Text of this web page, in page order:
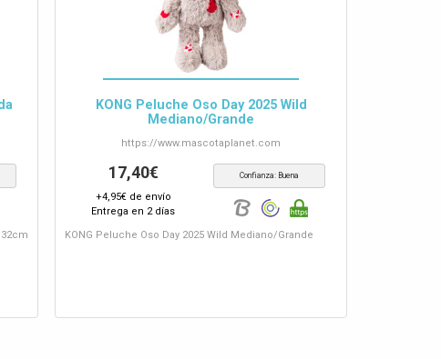
KONG Peluche Oso Day 2025 Wild
Mediano/Grande
https://www.mascotaplanet.com
17,40€
+4,95€ de envío
Entrega en 2 días
Confianza: Buena
KONG Peluche Oso Day 2025 Wild Mediano/Grande